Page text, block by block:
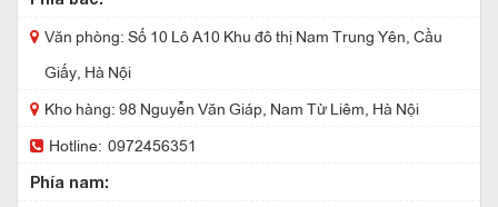
Văn phòng: Số 10 Lô A10 Khu đô thị Nam Trung Yên, Cầu
Giấy, Hà Nội
Kho hàng: 98 Nguyễn Văn Giáp, Nam Từ Liêm, Hà Nội
Hotline: 0972456351
Phía nam: